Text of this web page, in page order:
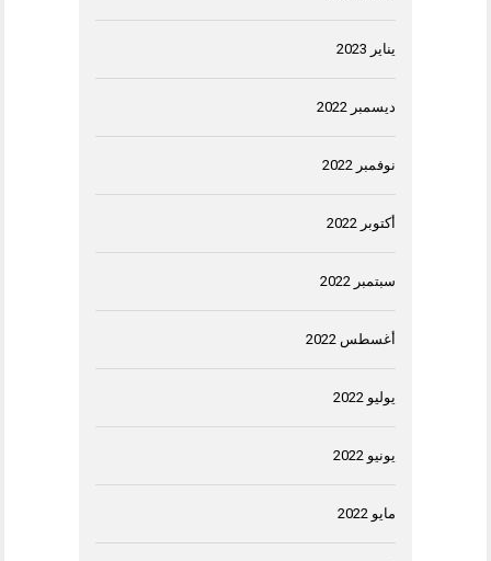
يناير 2023
ديسمبر 2022
نوفمبر 2022
أكتوبر 2022
سبتمبر 2022
أغسطس 2022
يوليو 2022
يونيو 2022
مايو 2022